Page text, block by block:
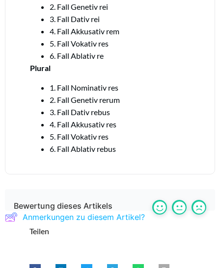
2. Fall Genetiv rei
3. Fall Dativ rei
4. Fall Akkusativ rem
5. Fall Vokativ res
6. Fall Ablativ re
Plural
1. Fall Nominativ res
2. Fall Genetiv rerum
3. Fall Dativ rebus
4. Fall Akkusativ res
5. Fall Vokativ res
6. Fall Ablativ rebus
Bewertung dieses Artikels
Anmerkungen zu diesem Artikel?
Teilen